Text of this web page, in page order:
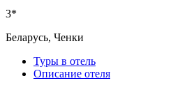
3*
Беларусь, Ченки
Туры в отель
Описание отеля